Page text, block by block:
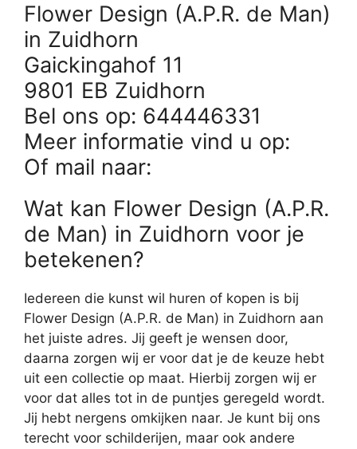
Flower Design (A.P.R. de Man)
in Zuidhorn
Gaickingahof 11
9801 EB Zuidhorn
Bel ons op: 644446331
Meer informatie vind u op:
Of mail naar:
Wat kan Flower Design (A.P.R.
de Man) in Zuidhorn voor je
betekenen?
Iedereen die kunst wil huren of kopen is bij
Flower Design (A.P.R. de Man) in Zuidhorn aan
het juiste adres. Jij geeft je wensen door,
daarna zorgen wij er voor dat je de keuze hebt
uit een collectie op maat. Hierbij zorgen wij er
voor dat alles tot in de puntjes geregeld wordt.
Jij hebt nergens omkijken naar. Je kunt bij ons
terecht voor schilderijen, maar ook andere